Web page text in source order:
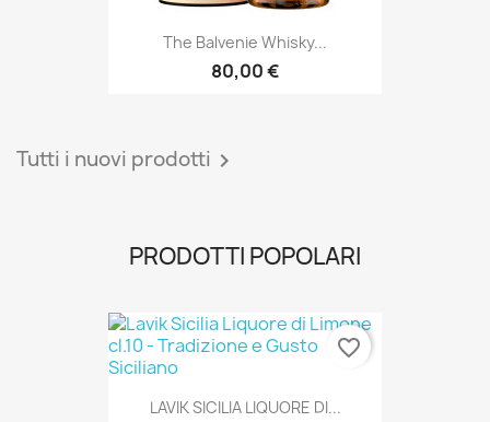
The Balvenie Whisky...
80,00 €
Tutti i nuovi prodotti 
PRODOTTI POPOLARI
LAVIK SICILIA LIQUORE DI...
favorite_border